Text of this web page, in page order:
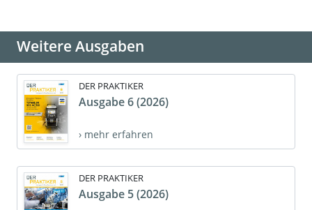
Weitere Ausgaben
DER PRAKTIKER
Ausgabe 6 (2026)
› mehr erfahren
DER PRAKTIKER
Ausgabe 5 (2026)